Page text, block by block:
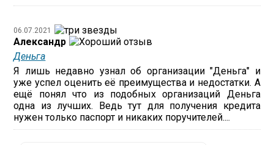
06.07.2021
Александр
Деньга
Я лишь недавно узнал об организации "Деньга" и
уже успел оценить её преимущества и недостатки. А
ещё понял что из подобных организаций Деньга
одна из лучших. Ведь тут для получения кредита
нужен только паспорт и никаких поручителей....